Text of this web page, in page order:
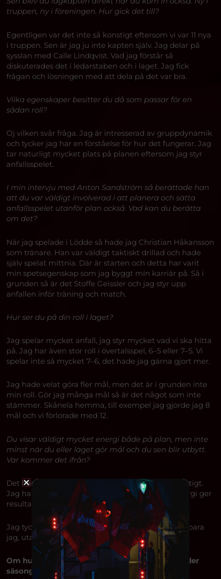
truppen, ny i föreningen. Hur gick det till?
Egentligen var det inte så konstigt eftersom vi var 11 nya
i truppen. Sen är jag ju inte kapten själv. Jag delar på
sysslan med Calle Lindqvist. Vad jag förstår så
diskuterades det i ledarstaben och i laget. Jag fick
frågan och lösningen med att dela på det var bra.
Vilka egenskaper besitter du då som passar för en
sådan roll?
Oj vilken svår fråga. Jag är intresserad av gruppdynamik
och tycker jag har en förståelse för hur det fungerar. Jag
tar naturligt mycket plats på planen eftersom jag styr
anfallsspelet.
I min intervju med Anton Sandström så berättade han
att du var väldigt involverad i att planera och sätta
anfallsspelet utanför plan också. Vad kan du berätta
om det?
När jag spelade i Lödde så hade jag Christian Håkansson
som tränare. Han var väldigt taktiskt drillad och hade
själv spelat mittnia. Där är starten och detta har varit
min spetsegenskap som jag byggt min karriär på. Så i
grunden så är det Stoffe Geissler och jag styr upp
anfallen inför träning och match.
Hur ser du på din roll i laget?
Jag spelar mycket anfall, jag styr mycket vad vi ska hitta
på. Jag har även stor roll i övertalsspel, 6–5 eller 7–5. Vi
spelar inte så mycket 7–6, det hade jag gärna gjort mer.
Jag hade velat göra fler mål, men det är i grunden inte
min roll. Gör jag många mål så är det något som inte
stämmer. Skånela hemma, till exempel jag gjorde jag 8
mål och vi förlorade med 12.
Du visar väldigt mycket energi både på plan, men inte
minst när du eller laget gör mål och du sen blir utbytt.
Var kommer det ifrån?
Det har jag i mig naturligt, för jag tycker det är viktigt.
Jag har läst en del om att positiva tankar och energi ger
resultat.
Jag tycker vi i LUGI är bra på att visa känslor. Inte bara
jag, utan även Calle och Anton med flera.
Om hur förväntningarna på laget förändrats under
säsongen